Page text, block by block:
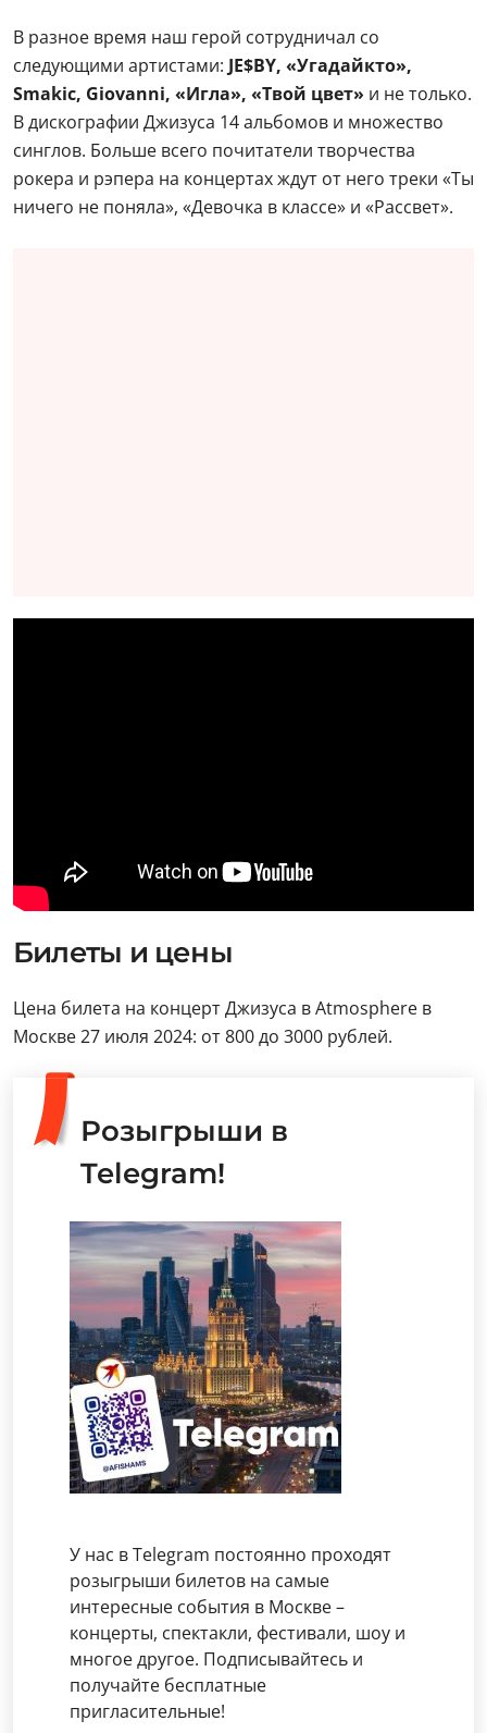
В разное время наш герой сотрудничал со
следующими артистами: JE$BY, «Угадайкто»,
Smakic, Giovanni, «Игла», «Твой цвет» и не только.
В дискографии Джизуса 14 альбомов и множество
синглов. Больше всего почитатели творчества
рокера и рэпера на концертах ждут от него треки «Ты
ничего не поняла», «Девочка в классе» и «Рассвет».
Билеты и цены
Цена билета на концерт Джизуса в Atmosphere в
Москве 27 июля 2024: от 800 до 3000 рублей.
Розыгрыши в
Telegram!
У нас в Telegram постоянно проходят
розыгрыши билетов на самые
интересные события в Москве –
концерты, спектакли, фестивали, шоу и
многое другое. Подписывайтесь и
получайте бесплатные
пригласительные!